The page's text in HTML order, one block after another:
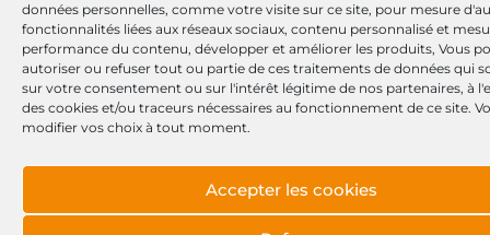
données personnelles, comme votre visite sur ce site, pour mesure
fonctionnalités liées aux réseaux sociaux, contenu personnalisé et
performance du contenu, développer et améliorer les produits, Vous
autoriser ou refuser tout ou partie de ces traitements de données qui
sur votre consentement ou sur l'intérêt légitime de nos partenaires, à
des cookies et/ou traceurs nécessaires au fonctionnement de ce site.
modifier vos choix à tout moment.
Accepter les cookies